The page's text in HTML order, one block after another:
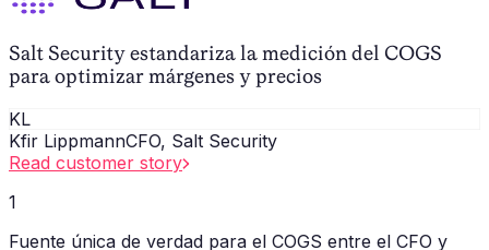
Salt Security estandariza la medición del COGS
para optimizar márgenes y precios
KL
Kfir LippmannCFO, Salt Security
Read customer story
1
Fuente única de verdad para el COGS entre el CFO y